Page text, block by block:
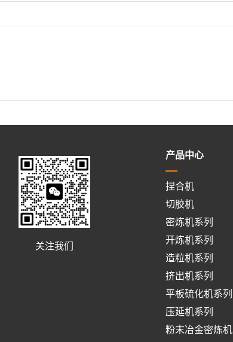
关注我们
产品中心
捏合机
切胶机
密炼机系列
开炼机系列
造粒机系列
挤出机系列
平板硫化机系列
压延机系列
粉末冶金密炼机